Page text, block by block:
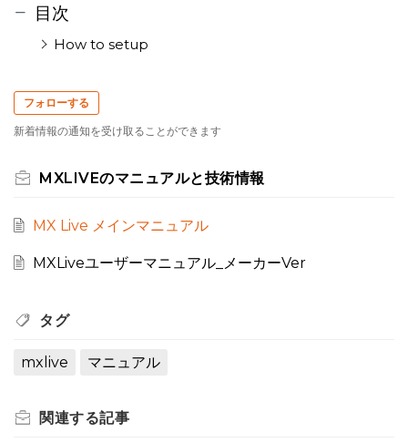
目次
How to setup
フォローする
新着情報の通知を受け取ることができます
MXLIVEのマニュアルと技術情報
MX Live メインマニュアル
MXLiveユーザーマニュアル_メーカーVer
タグ
mxlive マニュアル
関連する記事